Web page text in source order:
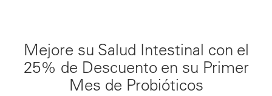
Mejore su Salud Intestinal con el
25% de Descuento en su Primer
Mes de Probióticos